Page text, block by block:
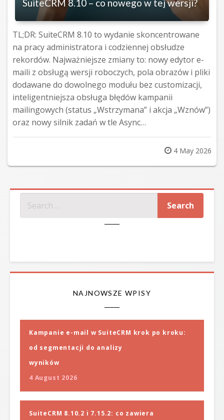
SuiteCRM 8.10 – co nowego w tej wersji?
TL;DR: SuiteCRM 8.10 to wydanie skoncentrowane
na pracy administratora i codziennej obsłudze
rekordów. Najważniejsze zmiany to: nowy edytor e-
maili z obsługą wersji roboczych, pola obrazów i pliki
dodawane do dowolnego modułu bez customizacji,
inteligentniejsza obsługa błędów kampanii
mailingowych (status „Wstrzymana” i akcja „Wznów”)
oraz nowy silnik zadań w tle Async…
Posted
on
4 May 2026
NAJNOWSZE WPISY
Kampanie e-mail w SuiteCRM krok po kroku:
od segmentacji do analizy
wyników
4 August 2026
SuiteCRM 8.10.2 i 7.15.2: co zawiera